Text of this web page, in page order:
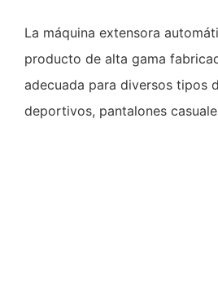
La máquina extensora
producto de alta gama
adecuada para diversos tipos
deportivos, pantalones